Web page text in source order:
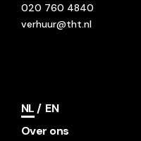
020 760 4840
verhuur@tht.nl
NL
EN
Over ons